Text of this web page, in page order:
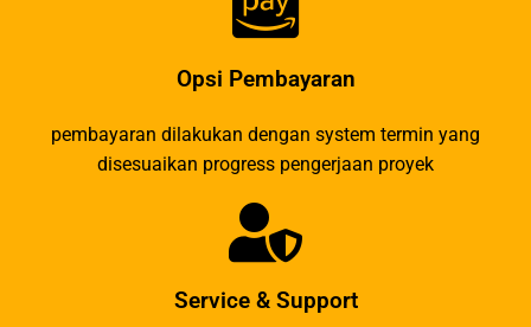
Opsi Pembayaran
pembayaran dilakukan dengan system termin yang
disesuaikan progress pengerjaan proyek
Service & Support